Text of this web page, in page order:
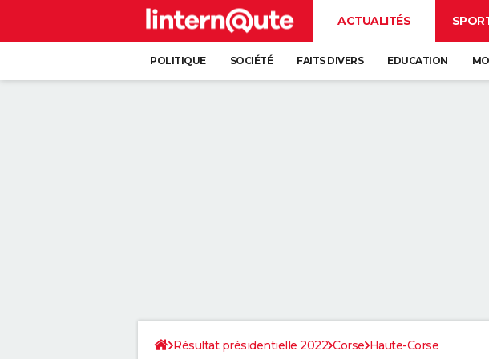
ACTUALITÉS
POLITIQUE SOCIÉTÉ FAITS DIVERS EDUCATION
Résultat présidentielle 2022 Corse Haute-Corse